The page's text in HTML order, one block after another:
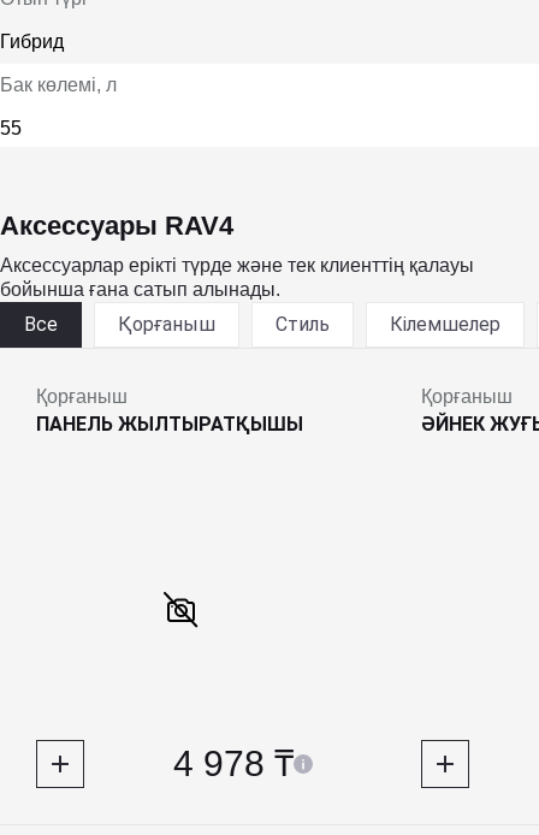
Гибрид
Бак көлемі, л
55
Аксессуары RAV4
Аксессуарлар ерікті түрде және тек клиенттің қалауы
бойынша ғана сатып алынады.
Все Қорғаныш Стиль Кілемшелер
Қорғаныш
ПАНЕЛЬ ЖЫЛТЫРАТҚЫШЫ
4 978 ₸
Қорғаныш
ӘЙНЕК